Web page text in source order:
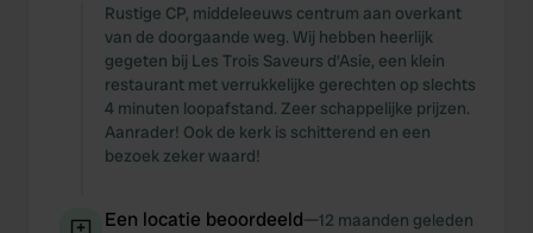
Rustige CP, middeleeuws centrum aan overkant
van de doorgaande weg. Wij hebben heerlijk
gegeten bij Les Trois Saveurs d’Asie, een klein
restaurant met verrukkelijke gerechten op slechts
4 minuten loopafstand. Zeer schappelijke prijzen.
Aanrader! Ook de kerk is schitterend en een
bezoek zeker waard!
Een locatie beoordeeld—12 maanden geleden